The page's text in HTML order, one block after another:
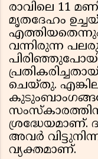
രാവിലെ 11
മൃതദേഹം
വന്നിരുന്ന
ചെയ്തു.
ശ്രദ്ധേയമാണ്.
അവർ
വ്യക്തമാണ്.